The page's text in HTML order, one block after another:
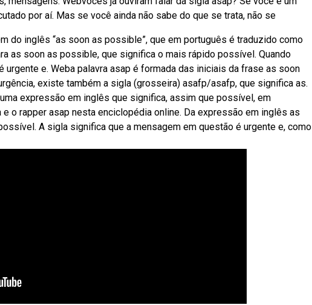
por aí. Mas se você ainda não sabe do que se trata, não se
do inglês “as soon as possible”, que em português é traduzido como
as soon as possible, que significa o mais rápido possível. Quando
e. Weba palavra asap é formada das iniciais da frase as soon
existe também a sigla (grosseira) asafp/asafp, que significa as.
expressão em inglês que significa, assim que possível, em
o rapper asap nesta enciclopédia online. Da expressão em inglês as
A sigla significa que a mensagem em questão é urgente e, como